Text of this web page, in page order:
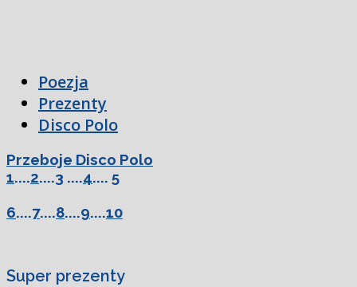
Poezja
Prezenty
Disco Polo
Przeboje Disco Polo
1....2....3 ....4.... 5
6....7....8....9....10
Super prezenty